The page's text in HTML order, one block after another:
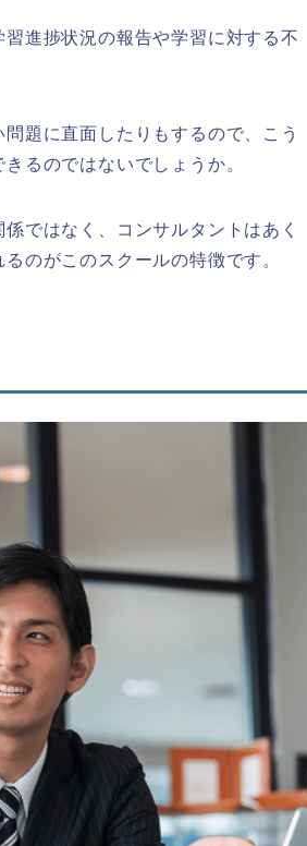
進捗状況の報告や学習に対する不
題に直面したりもするので、こう
るのではないでしょうか。
ではなく、コンサルタントはあく
のがこのスクールの特徴です。